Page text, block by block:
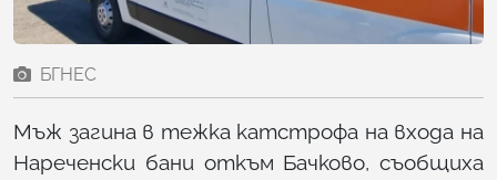
БГНЕС
Мъж загина в тежка катстрофа на входа на
Нареченски бани откъм Бачково, съобщиха